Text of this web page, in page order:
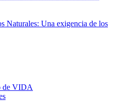
Naturales: Una exigencia de los
de VIDA